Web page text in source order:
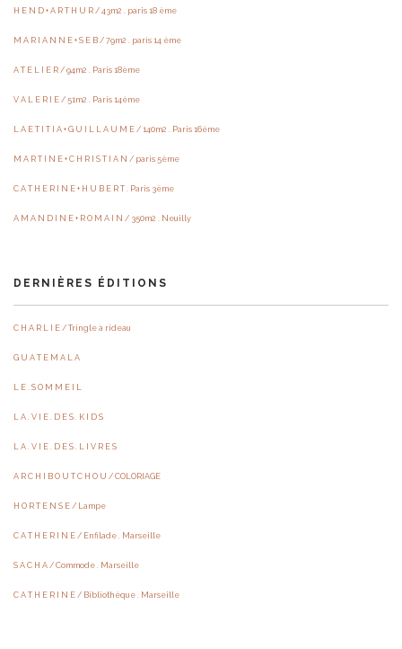
H E N D + A R T H U R / 43m2 . paris 18 ème
M A R I A N N E + S E B / 79m2 . paris 14 ème
A T E L I E R / 94m2 . Paris 18ème
V A L E R I E / 51m2 . Paris 14ème
L A E T I T I A + G U I L L A U M E / 140m2 . Paris 16ème
M A R T I N E + C H R I S T I A N / paris 5ème
C A T H E R I N E + H U B E R T . Paris 3ème
A M A N D I N E + R O M A I N / 350m2 . Neuilly
DERNIÈRES ÉDITIONS
C H A R L I E / Tringle à rideau
G U A T E M A L A
L E . S O M M E I L
L A . V I E . D E S . K I D S
L A . V I E . D E S . L I V R E S
A R C H I B O U T C H O U / COLORIAGE
H O R T E N S E / Lampe
C A T H E R I N E / Enfilade . Marseille
S A C H A / Commode . Marseille
C A T H E R I N E / Bibliothèque . Marseille